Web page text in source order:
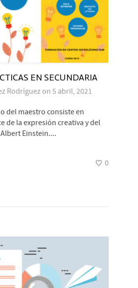
EN SECUNDARIA
Rodríguezon 5 abril, 2021
del maestro consiste en
de la expresión creativa y del
Einstein....
0